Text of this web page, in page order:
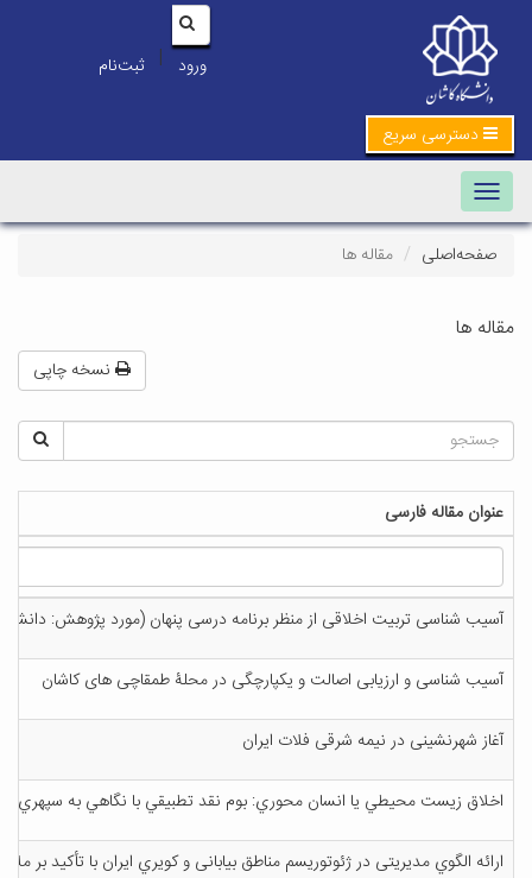
ورود | ثبت‌نام
دسترسی سریع
Toggle navigation
صفحه‌اصلی مقاله ها
مقاله ها
نسخه چاپی
عنوان مقاله فارسی
آسیب شناسی تربیت اخلاقی از منظر برنامه درسی پنهان (مورد پژوهش:
آسیب شناسی و ارزیابی اصالت و یکپارچگی در محلۀ طمقاچی های کاشان
آغاز شهرنشینی در نیمه شرقی فلات ایران
اخلاق زیست محيطي یا انسان محوري: بوم نقد تطبيقي با نگاهي به سپهري
ارائه الگوي مدیریتی در ژئوتوریسم مناطق بیابانی و کویري ایران با تأکید بر